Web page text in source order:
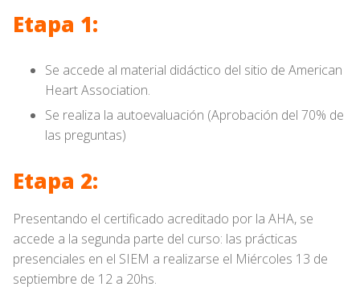
Etapa 1:
Se accede al material didáctico del sitio de American
Heart Association.
Se realiza la autoevaluación (Aprobación del 70% de
las preguntas)
Etapa 2:
Presentando el certificado acreditado por la AHA, se
accede a la segunda parte del curso: las prácticas
presenciales en el SIEM a realizarse el Miércoles 13 de
septiembre de 12 a 20hs.